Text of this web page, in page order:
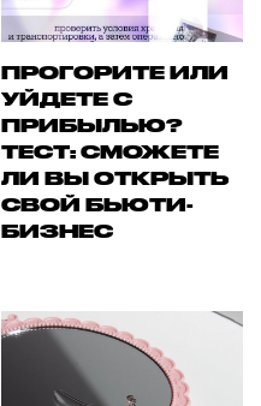
ПРОГОРИТЕ ИЛИ
УЙДЕТЕ С
ПРИБЫЛЬЮ?
ТЕСТ: СМОЖЕТЕ
ЛИ ВЫ ОТКРЫТЬ
СВОЙ БЬЮТИ-
БИЗНЕС